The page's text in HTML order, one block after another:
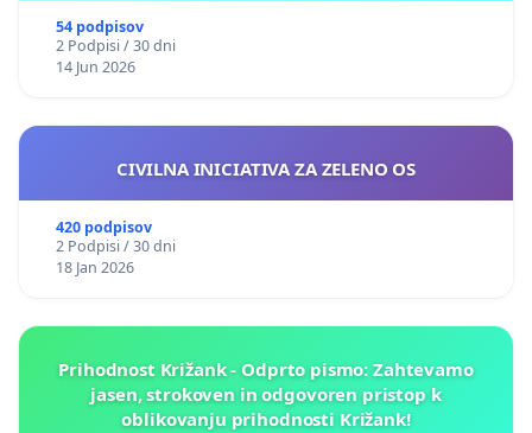
54 podpisov
2 Podpisi / 30 dni
14 Jun 2026
CIVILNA INICIATIVA ZA ZELENO OS
420 podpisov
2 Podpisi / 30 dni
18 Jan 2026
Prihodnost Križank - Odprto pismo: Zahtevamo
jasen, strokoven in odgovoren pristop k
oblikovanju prihodnosti Križank!